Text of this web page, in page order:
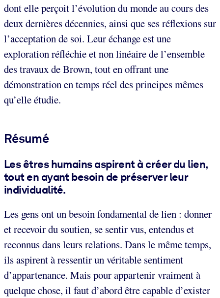
dont elle perçoit l’évolution du monde au cours des
deux dernières décennies, ainsi que ses réflexions sur
l’acceptation de soi. Leur échange est une
exploration réfléchie et non linéaire de l’ensemble
des travaux de Brown, tout en offrant une
démonstration en temps réel des principes mêmes
qu’elle étudie.
Résumé
Les êtres humains aspirent à créer du lien,
tout en ayant besoin de préserver leur
individualité.
Les gens ont un besoin fondamental de lien : donner
et recevoir du soutien, se sentir vus, entendus et
reconnus dans leurs relations. Dans le même temps,
ils aspirent à ressentir un véritable sentiment
d’appartenance. Mais pour appartenir vraiment à
quelque chose, il faut d’abord être capable d’exister